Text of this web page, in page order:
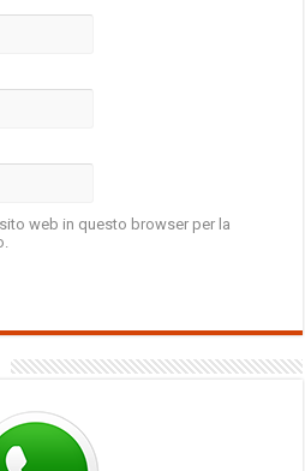
web in questo browser per la